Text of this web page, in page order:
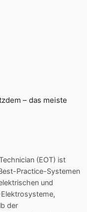
– das meiste
(EOT) ist
Practice-Systemen
und
der